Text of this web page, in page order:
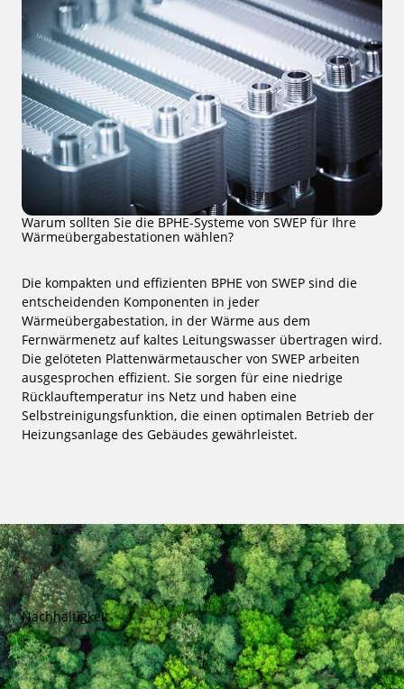
Warum sollten Sie die BPHE-Systeme von SWEP für Ihre
Wärmeübergabestationen wählen?
Die kompakten und effizienten BPHE von SWEP sind die
entscheidenden Komponenten in jeder
Wärmeübergabestation, in der Wärme aus dem
Fernwärmenetz auf kaltes Leitungswasser übertragen wird.
Die gelöteten Plattenwärmetauscher von SWEP arbeiten
ausgesprochen effizient. Sie sorgen für eine niedrige
Rücklauftemperatur ins Netz und haben eine
Selbstreinigungsfunktion, die einen optimalen Betrieb der
Heizungsanlage des Gebäudes gewährleistet.
Nachhaltigkeit